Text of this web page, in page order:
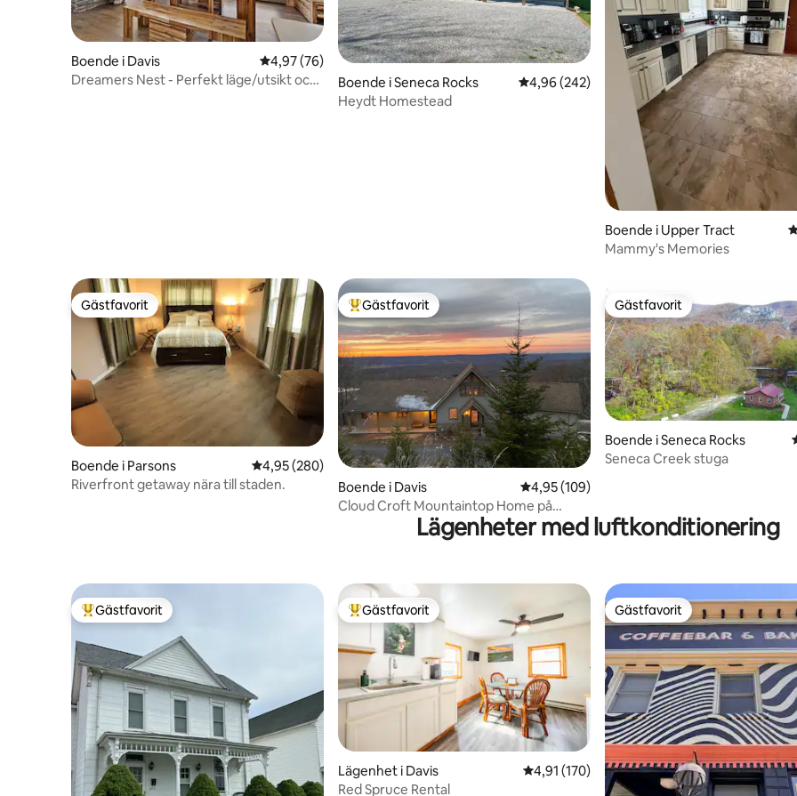
Boende i Davis 4,97 av 5 i genomsnittligt betyg, 76 omdömen
4,97 (76)
Dreamers Nest - Perfekt läge/utsikt och
Boende i Seneca Rocks 4,96 av 5 i genomsnittligt betyg, 242
4,96 (242)
Heydt Homestead
Boende i Upper Tract
Mammy's Memories
Gästfavorit
Gästfavorit
Boende i Parsons 4,95 av 5 i genomsnittligt betyg, 280 omdömen
4,95 (280)
Riverfront getaway nära till staden.
Populär gästfavorit
Gästfavorit
Boende i Davis 4,95 av 5 i genomsnittligt betyg, 109
4,95 (109)
Cloud Croft Mountaintop Home på
Timberline Resort
Gästfavorit
Gästfavorit
Boende i Seneca Rocks
Seneca Creek stuga
Lägenheter med luftkonditionering
Populär gästfavorit
Gästfavorit Populär gästfavorit
Gästfavorit
Lägenhet i Davis 4,91 av 5 i genomsnittligt betyg, 170
4,91 (170)
Red Spruce Rental
Gästfavorit
Gästfavorit